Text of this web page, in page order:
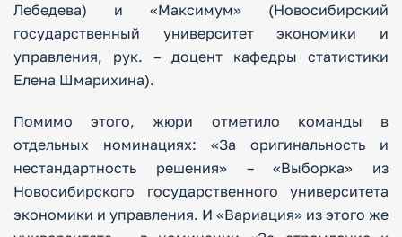
Лебедева) и «Максимум» (Новосибирский
государственный университет экономики и
управления, рук. – доцент кафедры статистики
Елена Шмарихина).
Помимо этого, жюри отметило команды в
отдельных номинациях: «За оригинальность и
нестандартность решения» – «Выборка» из
Новосибирского государственного университета
экономики и управления. И «Вариация» из этого же